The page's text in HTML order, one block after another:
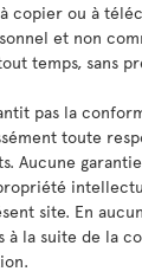
copier ou à
et non
temps, sans
pas la
toute
Aucune
site. En
à la suite de la